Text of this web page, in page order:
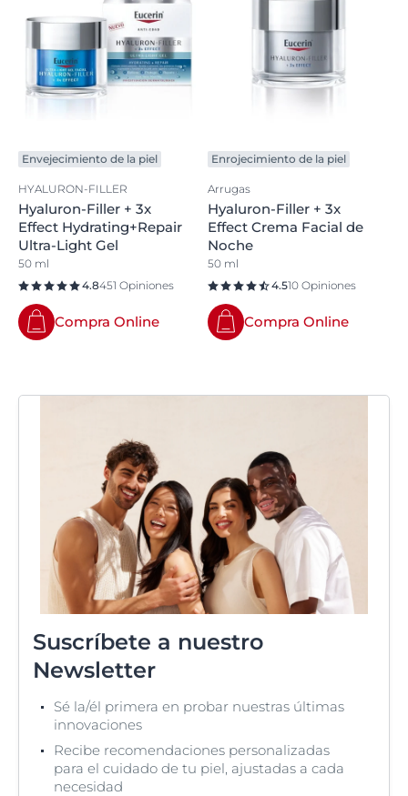
Envejecimiento de la piel
HYALURON-FILLER
Hyaluron-Filler + 3x
Effect Hydrating+Repair
Ultra-Light Gel
50 ml
4.8451 Opiniones
Compra Online
Enrojecimiento de la piel
Arrugas
Hyaluron-Filler + 3x
Effect Crema Facial de
Noche
50 ml
4.510 Opiniones
Compra Online
Suscríbete a nuestro
Newsletter
Sé la/él primera en probar nuestras últimas
innovaciones
Recibe recomendaciones personalizadas
para el cuidado de tu piel, ajustadas a cada
necesidad